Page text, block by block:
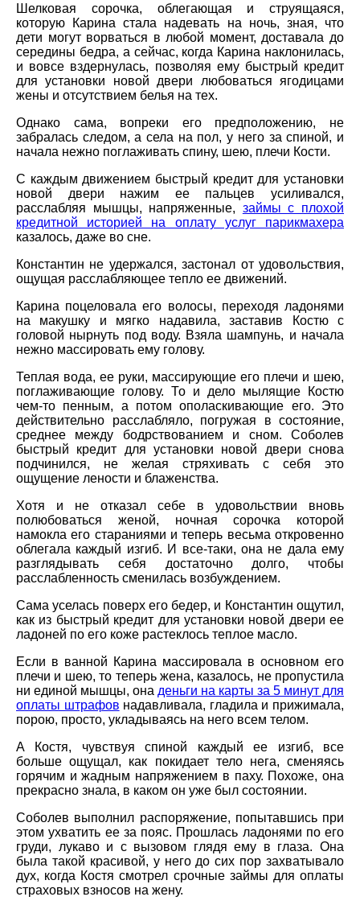
Шелковая сорочка, облегающая и струящаяся,
которую Карина стала надевать на ночь, зная, что
дети могут ворваться в любой момент, доставала до
середины бедра, а сейчас, когда Карина наклонилась,
и вовсе вздернулась, позволяя ему быстрый кредит
для установки новой двери любоваться ягодицами
жены и отсутствием белья на тех.
Однако сама, вопреки его предположению, не
забралась следом, а села на пол, у него за спиной, и
начала нежно поглаживать спину, шею, плечи Кости.
С каждым движением быстрый кредит для установки
новой двери нажим ее пальцев усиливался,
расслабляя мышцы, напряженные, займы с плохой
кредитной историей на оплату услуг парикмахера
казалось, даже во сне.
Константин не удержался, застонал от удовольствия,
ощущая расслабляющее тепло ее движений.
Карина поцеловала его волосы, переходя ладонями
на макушку и мягко надавила, заставив Костю с
головой нырнуть под воду. Взяла шампунь, и начала
нежно массировать ему голову.
Теплая вода, ее руки, массирующие его плечи и шею,
поглаживающие голову. То и дело мылящие Костю
чем-то пенным, а потом ополаскивающие его. Это
действительно расслабляло, погружая в состояние,
среднее между бодрствованием и сном. Соболев
быстрый кредит для установки новой двери снова
подчинился, не желая стряхивать с себя это
ощущение лености и блаженства.
Хотя и не отказал себе в удовольствии вновь
полюбоваться женой, ночная сорочка которой
намокла его стараниями и теперь весьма откровенно
облегала каждый изгиб. И все-таки, она не дала ему
разглядывать себя достаточно долго, чтобы
расслабленность сменилась возбуждением.
Сама уселась поверх его бедер, и Константин ощутил,
как из быстрый кредит для установки новой двери ее
ладоней по его коже растеклось теплое масло.
Если в ванной Карина массировала в основном его
плечи и шею, то теперь жена, казалось, не пропустила
ни единой мышцы, она деньги на карты за 5 минут для
оплаты штрафов надавливала, гладила и прижимала,
порою, просто, укладываясь на него всем телом.
А Костя, чувствуя спиной каждый ее изгиб, все
больше ощущал, как покидает тело нега, сменяясь
горячим и жадным напряжением в паху. Похоже, она
прекрасно знала, в каком он уже был состоянии.
Соболев выполнил распоряжение, попытавшись при
этом ухватить ее за пояс. Прошлась ладонями по его
груди, лукаво и с вызовом глядя ему в глаза. Она
была такой красивой, у него до сих пор захватывало
дух, когда Костя смотрел срочные займы для оплаты
страховых взносов на жену.